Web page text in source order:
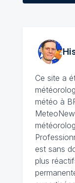
Ce site a
météo à
est sans
plus